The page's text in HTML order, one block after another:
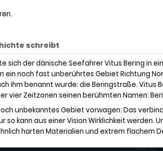
schreibt
sich der dänische Seefahrer Vitus Bering in
ein noch fast unberührtes Gebiet Richtung
ihm benannt wurde: die Beringstraße. Vitus
vier Zeitzonen seinen berühmten Namen:
unbekanntes Gebiet vorwagen: Das
so kann aus einer Vision Wirklichkeit werden.
harten Materialien und extrem flachem